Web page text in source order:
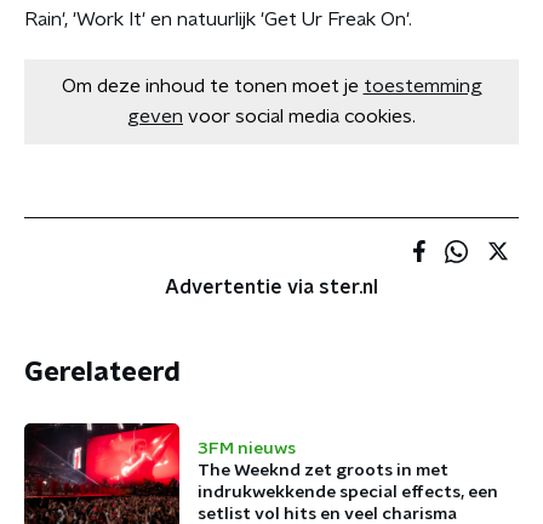
Rain', 'Work It' en natuurlijk 'Get Ur Freak On'.
Om deze inhoud te tonen moet je toestemming
geven voor social media cookies.
Advertentie via ster.nl
Gerelateerd
3FM nieuws
The Weeknd zet groots in met
indrukwekkende special effects, een
setlist vol hits en veel charisma